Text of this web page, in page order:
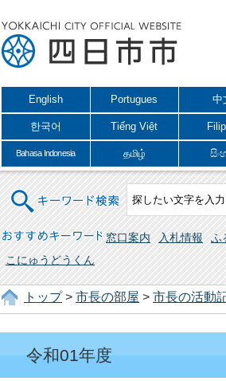
English Portugues 中
한국어 Tiếng Việt
Bahasa Indonesia தமிழ்
キーワード検索
おすすめキーワード 窓口案内 入札情報
ふ
こにゅうどうくん
トップ> 市長の部屋 > 市長の活動
令和01年度